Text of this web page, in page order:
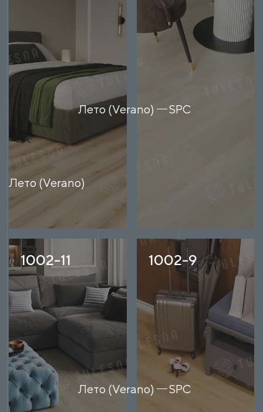
Лето (Verano)
Лето (Verano) SPC
1002-11 1002-9
Лето (Verano) SPC